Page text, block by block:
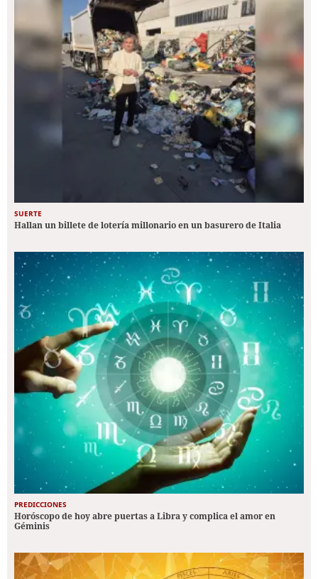
SUERTE
Hallan un billete de lotería millonario en un basurero de Italia
PREDICCIONES
Horóscopo de hoy abre puertas a Libra y complica el amor en
Géminis